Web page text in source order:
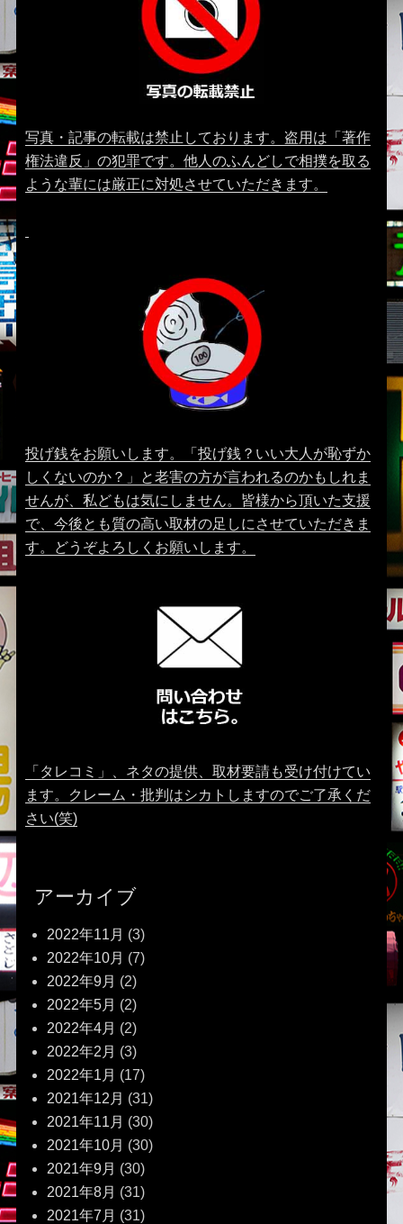
写真・記事の転載は禁止しております。盗用は「著作
権法違反」の犯罪です。他人のふんどしで相撲を取る
ような輩には厳正に対処させていただきます。
投げ銭をお願いします。「投げ銭？いい大人が恥ずか
しくないのか？」と老害の方が言われるのかもしれま
せんが、私どもは気にしません。皆様から頂いた支援
で、今後とも質の高い取材の足しにさせていただきま
す。どうぞよろしくお願いします。
「タレコミ」、ネタの提供、取材要請も受け付けてい
ます。クレーム・批判はシカトしますのでご了承くだ
さい(笑)
アーカイブ
2022年11月 (3)
2022年10月 (7)
2022年9月 (2)
2022年5月 (2)
2022年4月 (2)
2022年2月 (3)
2022年1月 (17)
2021年12月 (31)
2021年11月 (30)
2021年10月 (30)
2021年9月 (30)
2021年8月 (31)
2021年7月 (31)